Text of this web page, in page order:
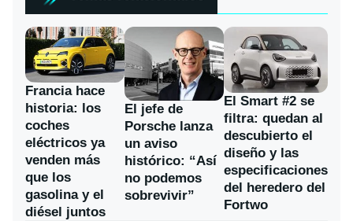
Francia hace
historia: los
coches
eléctricos ya
venden más
que los
gasolina y el
diésel juntos
El jefe de
Porsche lanza
un aviso
histórico: “Así
no podemos
sobrevivir”
El Smart #2 se
filtra: quedan al
descubierto el
diseño y las
especificaciones
del heredero del
Fortwo